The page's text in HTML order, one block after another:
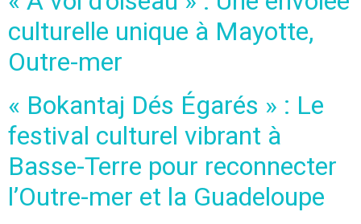
culturelle unique à Mayotte,
Outre-mer
« Bokantaj Dés Égarés » : Le
festival culturel vibrant à
Basse-Terre pour reconnecter
l’Outre-mer et la Guadeloupe